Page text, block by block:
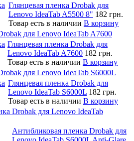
Глянцевая пленка Drobak для
Lenovo IdeaTab A5500 8" 182 грн.
Товар есть в наличии В корзину
для Lenovo IdeaTab A7600
Глянцевая пленка Drobak для
Lenovo IdeaTab A7600 182 грн.
Товар есть в наличии В корзину
для Lenovo IdeaTab S6000L
Глянцевая пленка Drobak для
Lenovo IdeaTab S6000L 182 грн.
Товар есть в наличии В корзину
Drobak для Lenovo IdeaTab
Антибликовая пленка Drobak для